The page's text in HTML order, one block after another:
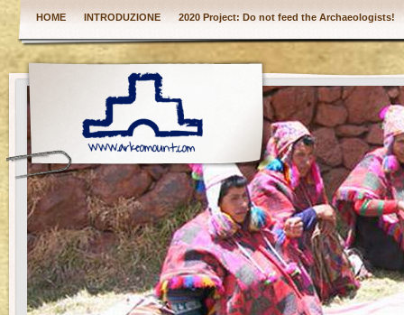
HOME INTRODUZIONE 2020 Project: Do not feed the Archaeologists!